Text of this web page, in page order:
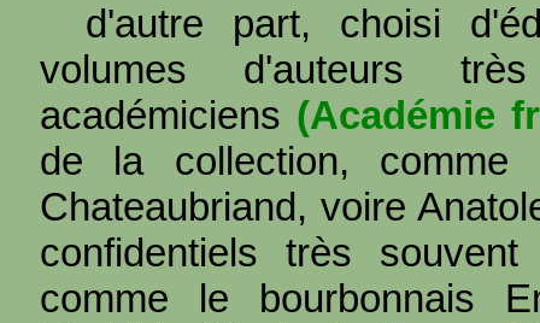
d'autre part, choisi
volumes d'auteurs
académiciens (Académie
de la collection, comme
Chateaubriand, voire
confidentiels très
comme le bourbonnais